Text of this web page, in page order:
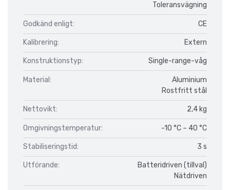
Toleransvägning
Godkänd enligt: CE
Kalibrering: Extern
Konstruktionstyp: Single-range-våg
Material:
Aluminium
Rostfritt stål
Nettovikt: 2,4 kg
Omgivningstemperatur: -10 °C – 40 °C
Stabiliseringstid: 3 s
Utförande:
Batteridriven (tillval)
Nätdriven